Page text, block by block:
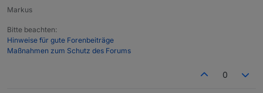
Markus
Bitte beachten:
Hinweise für gute Forenbeiträge
Maßnahmen zum Schutz des Forums
0